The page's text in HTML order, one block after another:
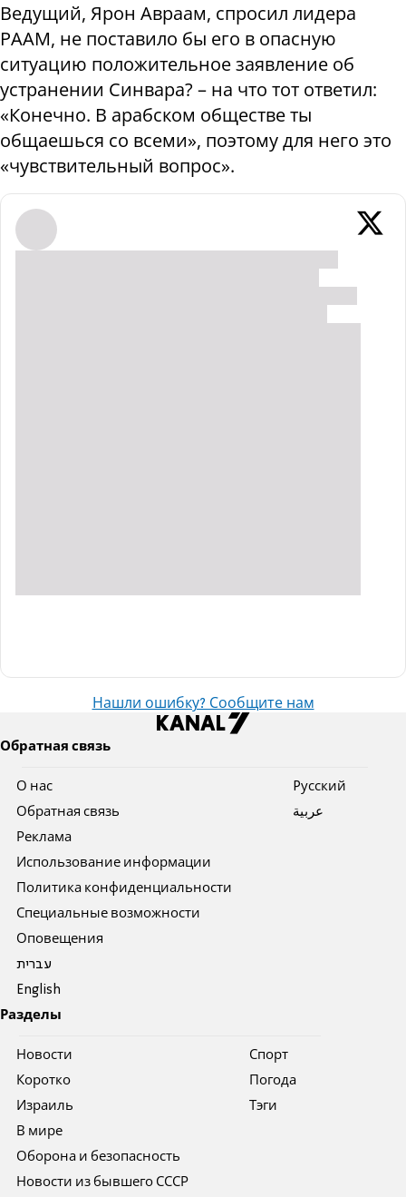
Ведущий, Ярон Авраам, спросил лидера
РААМ, не поставило бы его в опасную
ситуацию положительное заявление об
устранении Синвара? – на что тот ответил:
«Конечно. В арабском обществе ты
общаешься со всеми», поэтому для него это
«чувствительный вопрос».
Нашли ошибку? Сообщите нам
Обратная связь
О нас
Обратная связь
Реклама
Использование информации
Политика конфиденциальности
Специальные возможности
Оповещения
עברית
English
Pусский
عربية
Разделы
Новости
Коротко
Израиль
В мире
Оборона и безопасность
Новости из бывшего СССР
Спорт
Погода
Тэги